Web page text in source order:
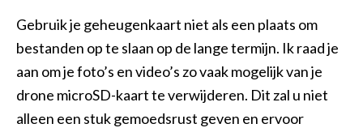
Gebruik je geheugenkaart niet als een plaats om
bestanden op te slaan op de lange termijn. Ik raad je
aan om je foto’s en video’s zo vaak mogelijk van je
drone microSD-kaart te verwijderen. Dit zal u niet
alleen een stuk gemoedsrust geven en ervoor